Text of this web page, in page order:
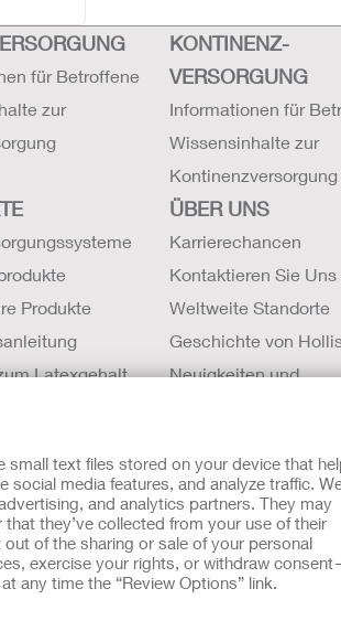
text files stored on your device that
media features, and analyze traffic.
and analytics partners. They may
they’ve collected from your use of their
of the sharing or sale of your personal
exercise your rights, or withdraw
any time the “Review Options” link.
für Betroffene
zur
KONTINENZ-
VERSORGUNG
Informationen für
Wissensinhalte zur
Kontinenzversorgung
Produkte
Latexgehalt
ÜBER UNS
Karrierechancen
Kontaktieren Sie Uns
Weltweite Standorte
Geschichte von
Neuigkeiten und
Mitteilung
sollen die Empfehlungen Ihres
in einem medizinischen Notfall Hilfe zu
ab und zu ändern, besuchen Sie